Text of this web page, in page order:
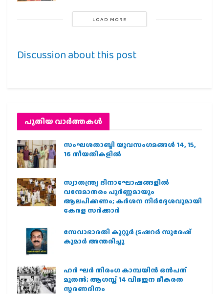
LOAD MORE
Discussion about this post
പുതിയ വാര്‍ത്തകള്‍
സംഘശതാബ്ദി യുവസംഗമങ്ങള്‍ 14, 15,
16 തീയതികളില്‍
സ്വാതന്ത്ര്യ ദിനാഘോഷങ്ങളിൽ
വന്ദേമാതരം പൂർണ്ണമായും
ആലപിക്കണം; കർശന നിർദ്ദേശവുമായി
കേരള സർക്കാർ
സേവാഭാരതി കുറ്റൂർ ട്രഷറർ സുരേഷ്
കുമാർ അന്തരിച്ചു
ഹര്‍ ഘര്‍ തിരംഗ കാമ്പയിന്‍ ഒന്‍പത്
മുതല്‍; ആഗസ്ത് 14 വിഭജന ഭീകരത
സ്മരണദിനം